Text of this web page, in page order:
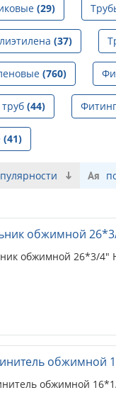
(29)
(37)
(760)
(44)
(41)
обжимной
обжимной 26*3/4"
обжимной
обжимной